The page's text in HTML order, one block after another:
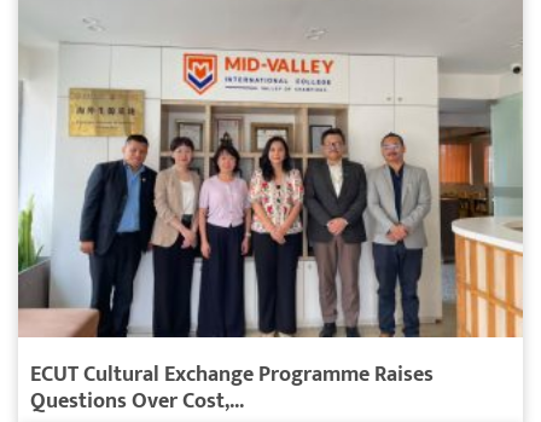
ECUT Cultural Exchange Programme Raises
Questions Over Cost,...